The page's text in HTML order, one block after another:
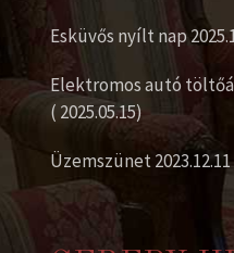
Esküvős nyílt nap
Elektromos autó
( 2025.05.15)
Üzemszünet 2023.12.11